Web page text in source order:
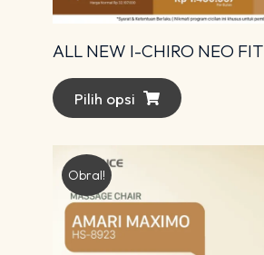
ALL NEW I-CHIRO NEO FIT
Pilih opsi
Obral!